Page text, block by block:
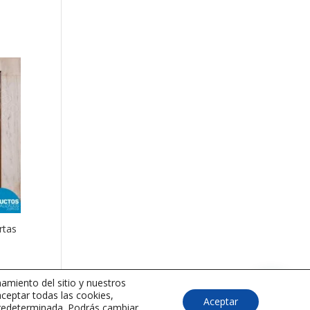
del sitio y nuestros
todas las cookies,
Aceptar